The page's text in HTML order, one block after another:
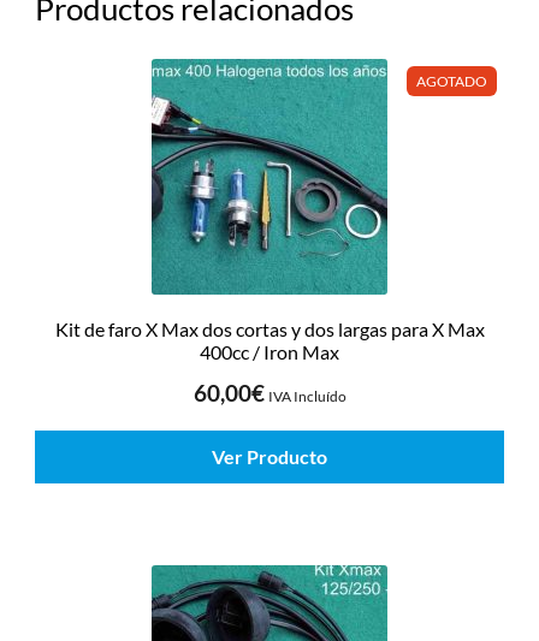
Productos relacionados
AGOTADO
Kit de faro X Max dos cortas y dos largas para X Max
400cc / Iron Max
60,00€ IVA Incluído
Ver Producto